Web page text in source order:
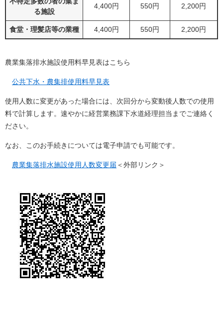
る施設
4,400円 550円 2,200円
食堂・理髪店等の業種 4,400円 550円 2,200円
農業集落排水施設使用料早見表はこちら
公共下水・農集排使用料早見表
使用人数に変更があった場合には、次回分から変動後人数での使用
料で計算します。速やかに経営業務課下水道経理担当までご連絡く
ださい。
なお、このお手続きについては電子申請でも可能です。
農業集落排水施設使用人数変更届 ＜外部リンク＞